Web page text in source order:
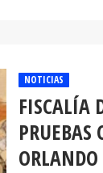
NOTICIAS
FISCALÍA
PRUEBAS